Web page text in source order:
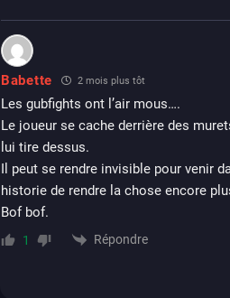
Babette 2 mois plus tôt
Les gubfights ont l’air mous….
Le joueur se cache derrière des
lui tire dessus.
Il peut se rendre invisible pour venir
historie de rendre la chose encore
Bof bof.
1 Répondre